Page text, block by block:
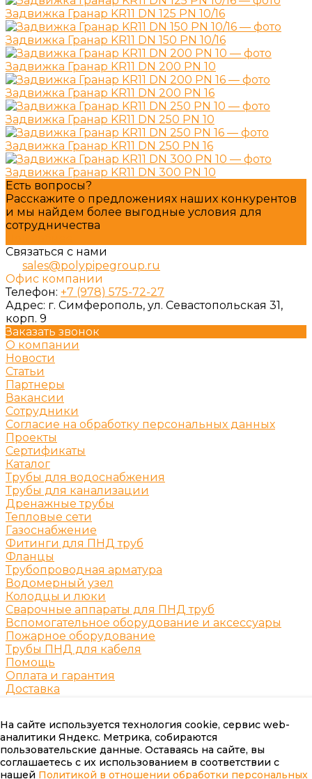
На сайте используется технология cookie, сервис web-
аналитики Яндекс. Метрика, собираются
пользовательские данные. Оставаясь на сайте, вы
соглашаетесь с их использованием в соответствии с
нашей Политикой в отношении обработки персональных
Задвижка Гранар KR11 DN 125 PN 10/16
Задвижка Гранар KR11 DN 150 PN 10/16
Задвижка Гранар KR11 DN 200 PN 10
Задвижка Гранар KR11 DN 200 PN 16
Задвижка Гранар KR11 DN 250 PN 10
Задвижка Гранар KR11 DN 250 PN 16
Задвижка Гранар KR11 DN 300 PN 10
Есть вопросы?
Расскажите о предложениях наших конкурентов
и мы найдем более выгодные условия для
сотрудничества
Связаться с нами
sales@polypipegroup.ru
Офис компании
Телефон: +7 (978) 575-72-27
Адрес: г. Симферополь, ул. Севастопольская 31,
корп. 9
Заказать звонок
О компании
Новости
Статьи
Партнеры
Вакансии
Сотрудники
Согласие на обработку персональных данных
Проекты
Сертификаты
Каталог
Трубы для водоснабжения
Трубы для канализации
Дренажные трубы
Тепловые сети
Газоснабжение
Фитинги для ПНД труб
Фланцы
Трубопроводная арматура
Водомерный узел
Колодцы и люки
Сварочные аппараты для ПНД труб
Вспомогательное оборудование и аксессуары
Пожарное оборудование
Трубы ПНД для кабеля
Помощь
Оплата и гарантия
Доставка
Аксессуары и комплектующие
Помощь покупателю
Заказать звонок